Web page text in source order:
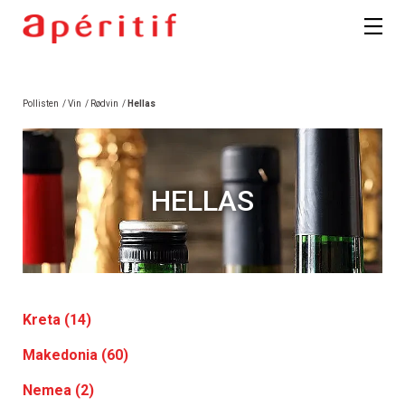
Pollisten /Vin / Rødvin / Hellas
HELLAS
Kreta (14)
Makedonia (60)
Nemea (2)